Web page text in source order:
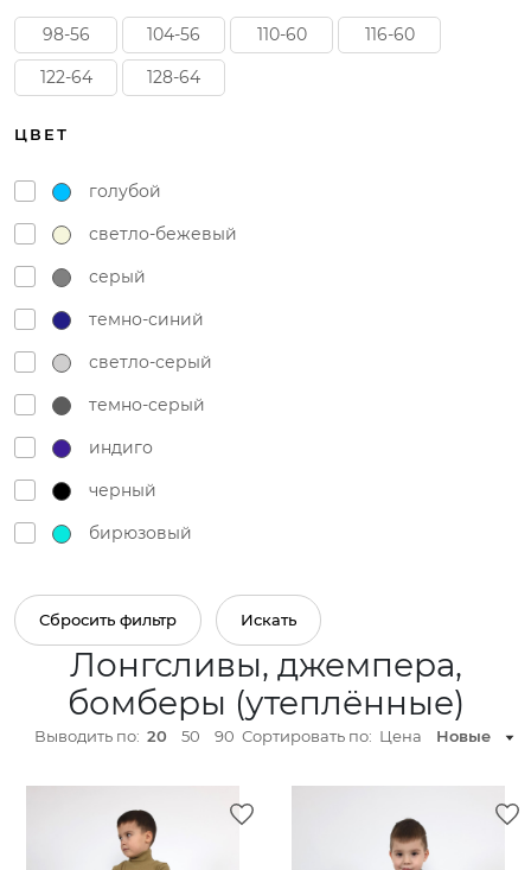
98-56 104-56 110-60
116-60
122-64
128-64
ЦВЕТ
голубой
светло-бежевый
серый
темно-синий
светло-серый
темно-серый
индиго
черный
бирюзовый
хаки
серый меланж
серо-голубой
песочный
Сбросить фильтр Искать
Лонгсливы, джемпера,
бомберы (утеплённые)
Выводить по: 20 50 90 Сортировать по: Цена Новые